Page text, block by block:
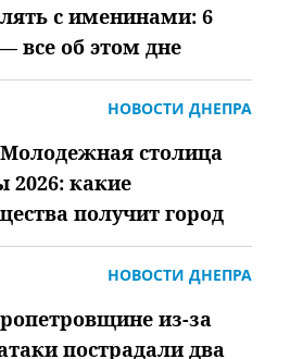
с именинами: 6
все об этом дне
НОВОСТИ ДНЕПРА
столица
2026: какие
получит город
НОВОСТИ ДНЕПРА
из-за
пострадали два